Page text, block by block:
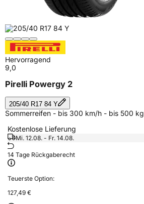
Hervorragend
9,0
Pirelli Powergy 2
205/40 R17 84 Y
Sommerreifen - bis 300 km/h - bis 500 kg
Kostenlose Lieferung
Mi. 12.08. - Fr. 14.08.
14 Tage Rückgaberecht
Teuerste Option:
127,49 €